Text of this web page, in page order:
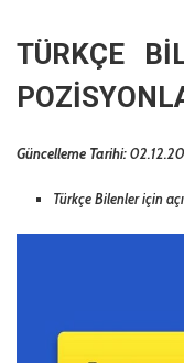
TÜRKÇE
Güncelleme Tarihi:
Türkçe Bilenler için